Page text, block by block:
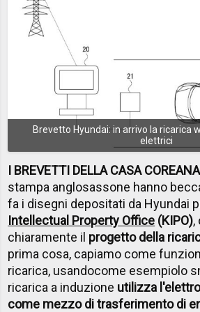
Brevetto Hyundai: in arrivo la ricarica
elettrici
I BREVETTI DELLA CASA COREANA
stampa anglosassone hanno
fa i disegni depositati da Hyundai
Intellectual Property Office (KIPO),
chiaramente il progetto della
prima cosa, capiamo come
ricarica, usandocome esempiolo
ricarica a induzione utilizza
come mezzo di trasferimento di